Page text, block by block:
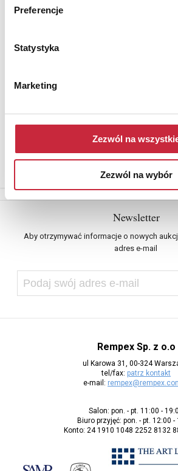
Preferencje
Statystyka
Marketing
Zezwól na
Zezwól na wybór
Newsletter
Aby otrzymywać informacje o nowych
adres e-mail
Rempex Sp. z o.o
ul Karowa 31, 00-324
tel/fax: patrz kontakt
e-mail:
Salon: pon. - pt. 11:00 -
Biuro przyjęć: pon. - pt. 12:00 -
Konto: 24 1910 1048 2252 8132